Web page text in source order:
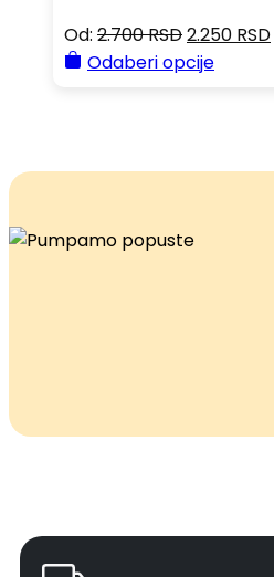
Od: 2.700RSD2.250 RSD
Odaberi opcije